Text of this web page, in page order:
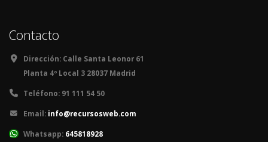
Contacto
Dirección: Calle Santa Leonor 61
Planta 4º Local 3 28037 Madrid
Teléfono: 91 111 54 50
Email: info@recursosweb.com
Whatsapp: 645818928